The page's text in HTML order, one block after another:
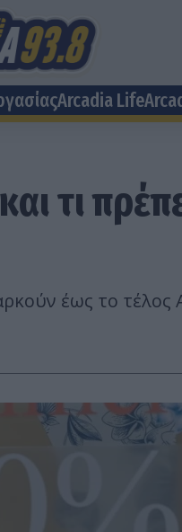
Arcadia Life
τι
έως το